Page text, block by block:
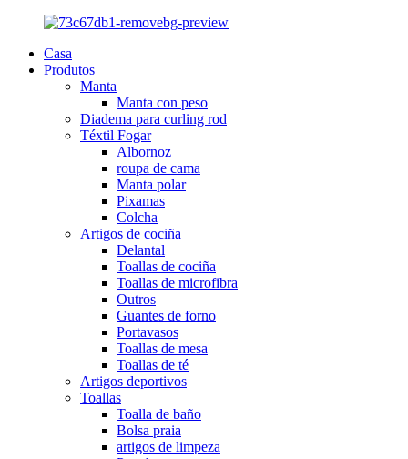
Casa
Produtos
Manta
Manta con peso
Diadema para curling rod
Téxtil Fogar
Albornoz
roupa de cama
Manta polar
Pixamas
Colcha
Artigos de cociña
Delantal
Toallas de cociña
Toallas de microfibra
Outros
Guantes de forno
Portavasos
Toallas de mesa
Toallas de té
Artigos deportivos
Toallas
Toalla de baño
Bolsa praia
artigos de limpeza